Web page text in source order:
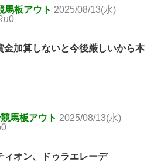
馬板アウト 2025/08/13(水)
金加算しないと今後厳しいから本
馬板アウト 2025/08/13(水)
ィオン、ドゥラエレーデ